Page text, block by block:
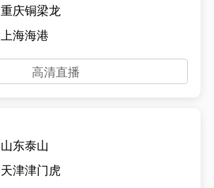
重庆铜梁龙
上海海港
高清直播
山东泰山
天津津门虎